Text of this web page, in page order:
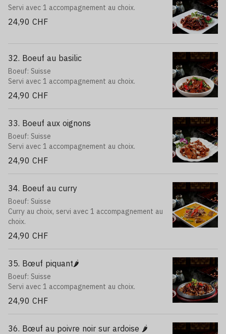
Servi avec 1 accompagnement au choix.
24,90 CHF
32. Boeuf au basilic
Boeuf: Suisse
Servi avec 1 accompagnement au choix.
24,90 CHF
33. Boeuf aux oignons
Boeuf: Suisse
Servi avec 1 accompagnement au choix.
24,90 CHF
34. Boeuf au curry
Boeuf: Suisse
Curry au choix, servi avec 1 accompagnement au
choix.
24,90 CHF
35. Bœuf piquant🌶️
Boeuf: Suisse
Servi avec 1 accompagnement au choix.
24,90 CHF
36. Bœuf au poivre noir sur ardoise 🌶️